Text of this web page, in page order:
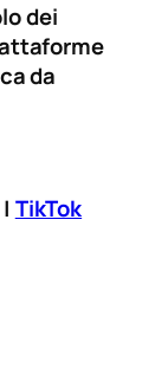
dei
da
| TikTok